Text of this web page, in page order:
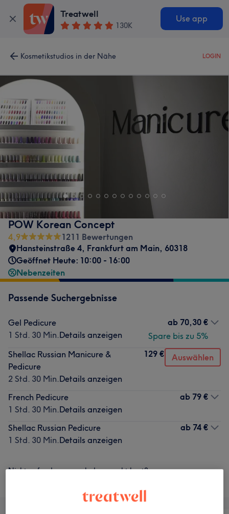
Treatwell
130K
Use app
Kosmetikstudios in der Nähe LOGIN
POW Korean Concept
4,9
1211 Bewertungen
Hansteinstraße 4, Frankfurt am Main, 60318
Geöffnet Heute: 10:00 - 16:00
Nebenzeiten
Passende Suchergebnisse
Gel Pedicure
1 Std. 30 Min.Details anzeigen
ab 70,30 €
Spare bis zu 5%
Shellac Russian Manicure &
Pedicure
2 Std. 30 Min.Details anzeigen
129 € Auswählen
French Pedicure
1 Std. 30 Min.Details anzeigen
ab 79 €
Shellac Russian Pedicure
1 Std. 30 Min.Details anzeigen
ab 74 €
Nicht gefunden wonach du gesucht hast?